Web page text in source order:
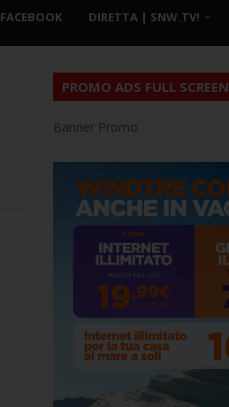
DIRETTA | SNW.TV!
PROMO ADS FULL SCREEN
Banner Promo